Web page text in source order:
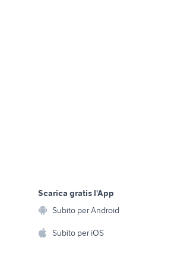
Biciclette
Scarica gratis l'App
Subito per Android
Subito per iOS